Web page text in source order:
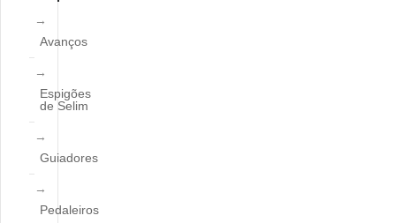
Avanços
Espigões
de Selim
Guiadores
Pedaleiros